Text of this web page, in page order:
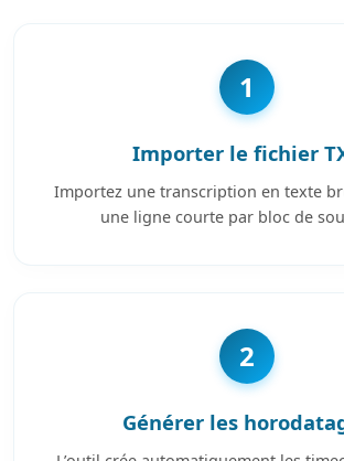
1
Importer le fichier
Importez une transcription en texte
une ligne courte par bloc de
2
Générer les